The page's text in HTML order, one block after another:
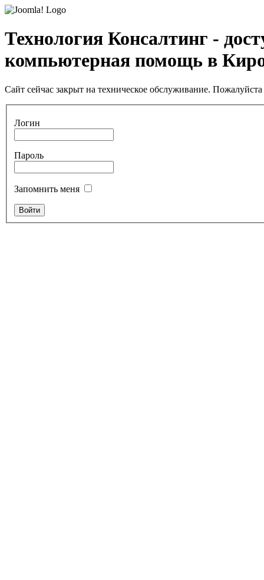
Технология Консалтинг -
компьютерная помощь в
Сайт сейчас закрыт на техническое обслуживание.
Логин
Пароль
Запомнить меня